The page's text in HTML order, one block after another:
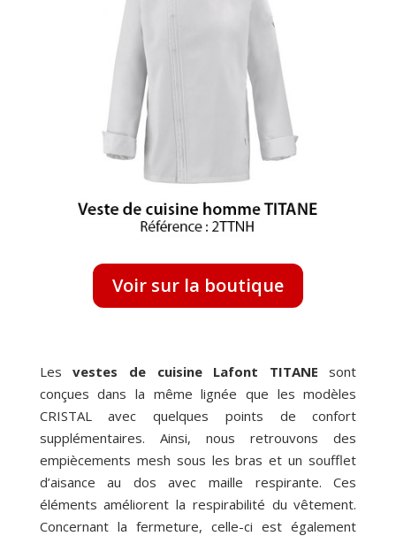
Voir sur la boutique
Lesvestes de cuisine Lafont TITANE sont
conçues dans la même lignée que les modèles
CRISTAL avec quelques points de confort
supplémentaires. Ainsi, nous retrouvons des
empiècements mesh sous les bras et un soufflet
d’aisance au dos avec maille respirante. Ces
éléments améliorent la respirabilité du vêtement.
Concernant la fermeture, celle-ci est également